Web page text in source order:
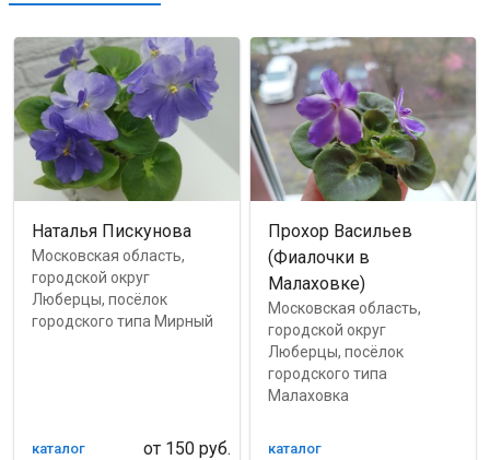
Наталья Пискунова
Московская область,
городской округ
Люберцы, посёлок
городского типа Мирный
каталог от 150 руб.
Прохор Васильев
(Фиалочки в
Малаховке)
Московская область,
городской округ
Люберцы, посёлок
городского типа
Малаховка
каталог